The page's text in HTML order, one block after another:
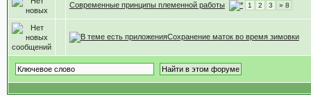
Современные принципы племенной работы 1 2 3 » 8
Сохранение маток во время зимовки